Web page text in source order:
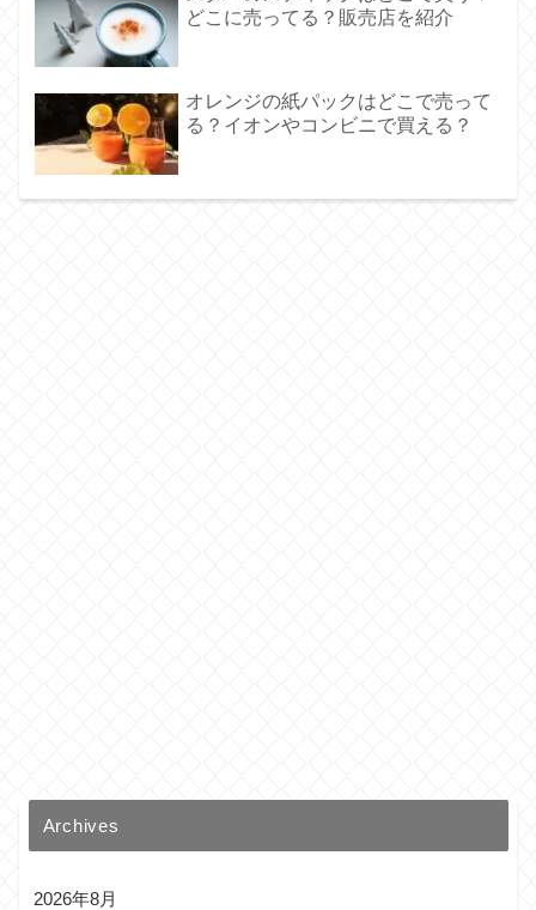
どこに売ってる？販売店を紹介
オレンジの紙パックはどこで売って
る？イオンやコンビニで買える？
Archives
2026年8月